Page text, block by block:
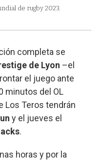
de rugby 2023.
completa se
de Lyon –el
el juego ante
minutos del OL
Los Teros tendrán
y el jueves el
.
horas y por la